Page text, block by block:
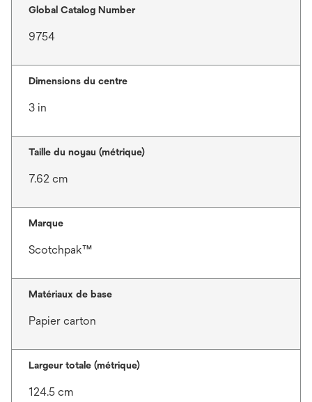
Global Catalog Number
9754
Dimensions du centre
3 in
Taille du noyau (métrique)
7.62 cm
Marque
Scotchpak™
Matériaux de base
Papier carton
Largeur totale (métrique)
124.5 cm